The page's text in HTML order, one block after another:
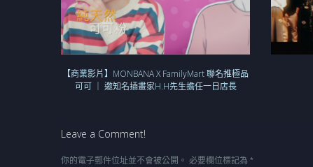
【商業影片】MONBANA X FamilyMart 聯名推極品
可可 ｜ 邀知名插畫家H.H先生擔任一日店長
Leave a Comment!
你的電子郵件位址並不會被公開。 必要欄位標記為 *